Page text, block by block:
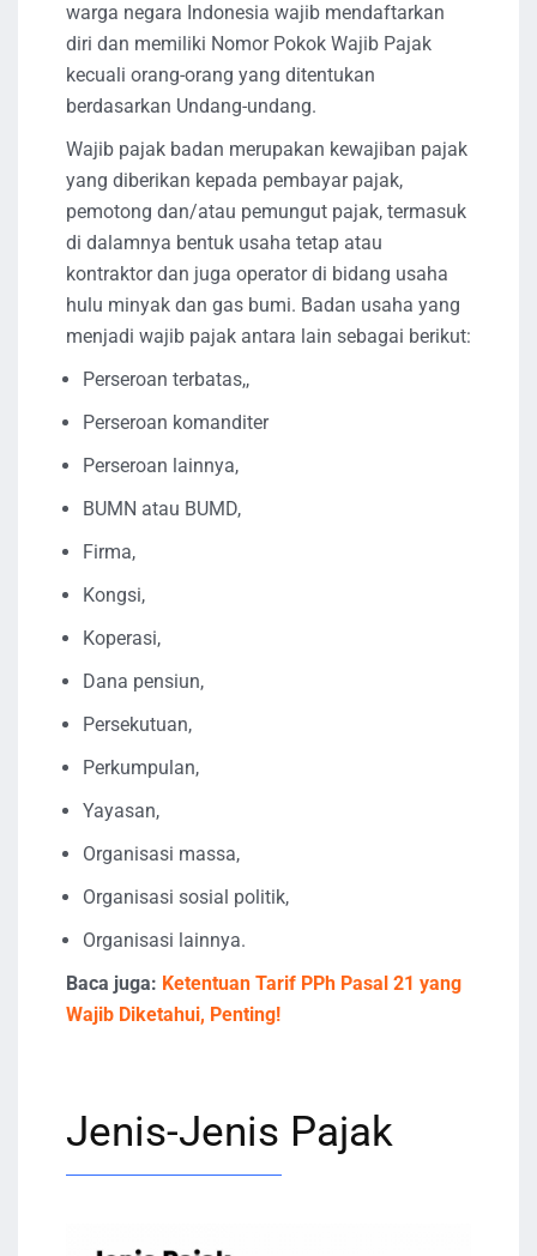
warga negara Indonesia wajib mendaftarkan
diri dan memiliki Nomor Pokok Wajib Pajak
kecuali orang-orang yang ditentukan
berdasarkan Undang-undang.
Wajib pajak badan merupakan kewajiban pajak
yang diberikan kepada pembayar pajak,
pemotong dan/atau pemungut pajak, termasuk
di dalamnya bentuk usaha tetap atau
kontraktor dan juga operator di bidang usaha
hulu minyak dan gas bumi. Badan usaha yang
menjadi wajib pajak antara lain sebagai berikut:
Perseroan terbatas,,
Perseroan komanditer
Perseroan lainnya,
BUMN atau BUMD,
Firma,
Kongsi,
Koperasi,
Dana pensiun,
Persekutuan,
Perkumpulan,
Yayasan,
Organisasi massa,
Organisasi sosial politik,
Organisasi lainnya.
Baca juga: Ketentuan Tarif PPh Pasal 21 yang
Wajib Diketahui, Penting!
Jenis-Jenis Pajak